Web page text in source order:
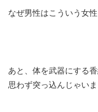
なぜ男性はこういう女
あと、体を武器にする
思わず突っ込んじゃいま